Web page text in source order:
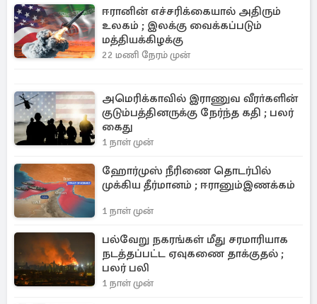
ஈரானின் எச்சரிக்கையால் அதிரும்
உலகம் ; இலக்கு வைக்கப்படும்
மத்தியக்கிழக்கு
22 மணி நேரம் முன்
அமெரிக்காவில் இராணுவ வீரா்களின்
குடும்பத்தினருக்கு நேர்ந்த கதி ; பலர்
கைது
1 நாள் முன்
ஹோர்முஸ் நீரிணை தொடர்பில்
முக்கிய தீர்மானம் ; ஈரானும்இணக்கம்
1 நாள் முன்
பல்வேறு நகரங்கள் மீது சரமாரியாக
நடத்தப்பட்ட ஏவுகணை தாக்குதல் ;
பலர் பலி
1 நாள் முன்